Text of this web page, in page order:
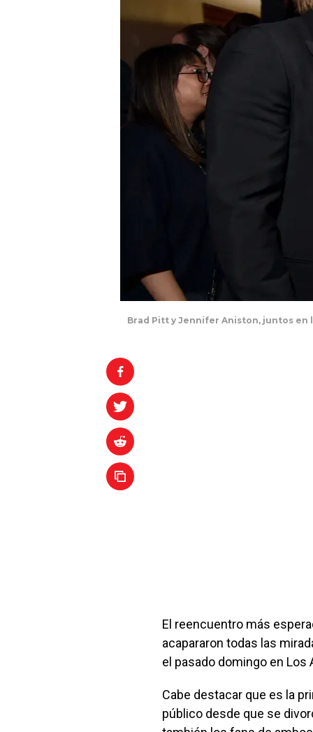
Brad Pitt y Jennifer Aniston, juntos en
El reencuentro más
acapararon todas las
el pasado domingo en Los
Cabe destacar que es la
público desde que se